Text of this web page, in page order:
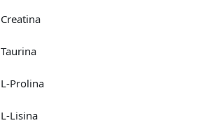
Creatina
Taurina
L-Prolina
L-Lisina